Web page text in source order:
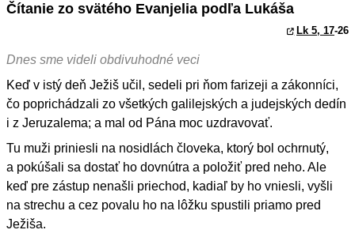
Čítanie zo svätého Evanjelia podľa Lukáša
Lk 5, 17-26
Dnes sme videli obdivuhodné veci
Keď v istý deň Ježiš učil, sedeli pri ňom farizeji a zákonníci,
čo poprichádzali zo všetkých galilejských a judejských dedín
i z Jeruzalema; a mal od Pána moc uzdravovať.
Tu muži priniesli na nosidlách človeka, ktorý bol ochrnutý,
a pokúšali sa dostať ho dovnútra a položiť pred neho. Ale
keď pre zástup nenašli priechod, kadiaľ by ho vniesli, vyšli
na strechu a cez povalu ho na lôžku spustili priamo pred
Ježiša.